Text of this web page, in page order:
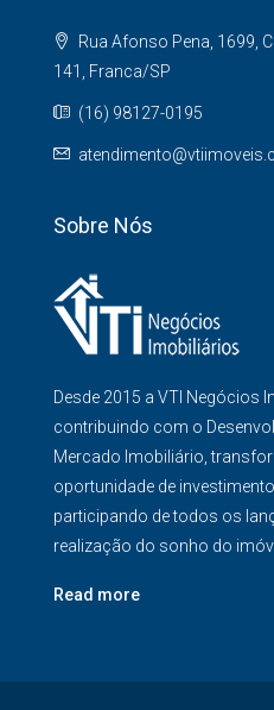
Rua Afonso Pena, 1699,
141, Franca/SP
(16) 98127-0195
Sobre Nós
Desde 2015 a VTI Negócios
contribuindo com o
Mercado Imobiliário,
oportunidade de
participando de todos os
realização do sonho do
Read more